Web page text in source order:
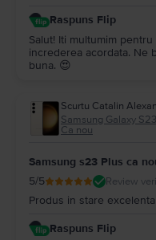
Raspuns Flip
Salut! Iti multumim
increderea acordata. Ne
buna. 😍
Scurtu Catalin
Samsung Galaxy
Ca nou
Samsung s23 Plus ca
5/5 Review
Produs in stare excelenta
Raspuns Flip